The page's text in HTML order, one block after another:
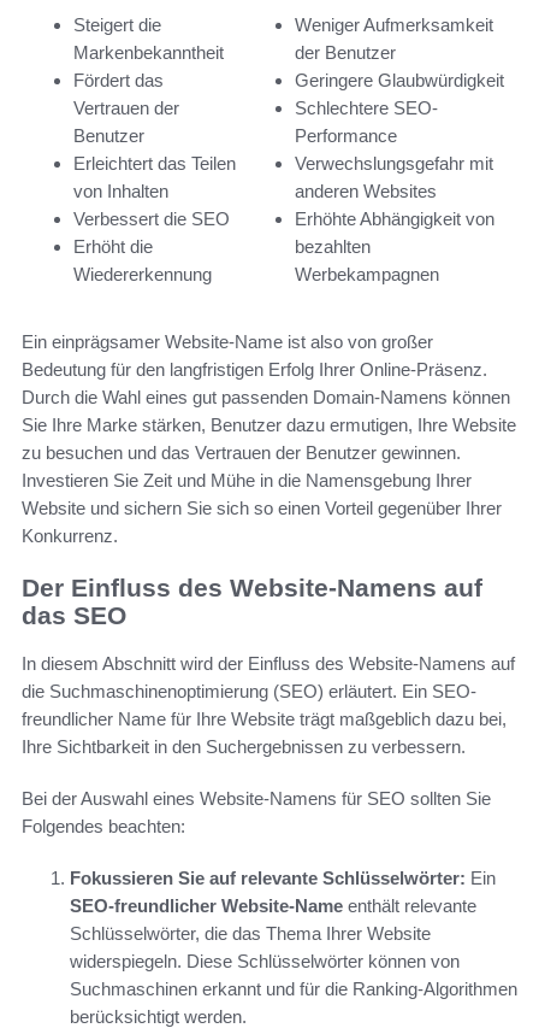
Steigert die
Markenbekanntheit
Fördert das
Vertrauen der
Benutzer
Erleichtert das Teilen
von Inhalten
Verbessert die SEO
Erhöht die
Wiedererkennung
Weniger Aufmerksamkeit
der Benutzer
Geringere Glaubwürdigkeit
Schlechtere SEO-
Performance
Verwechslungsgefahr mit
anderen Websites
Erhöhte Abhängigkeit von
bezahlten
Werbekampagnen
Ein einprägsamer Website-Name ist also von großer
Bedeutung für den langfristigen Erfolg Ihrer Online-Präsenz.
Durch die Wahl eines gut passenden Domain-Namens können
Sie Ihre Marke stärken, Benutzer dazu ermutigen, Ihre Website
zu besuchen und das Vertrauen der Benutzer gewinnen.
Investieren Sie Zeit und Mühe in die Namensgebung Ihrer
Website und sichern Sie sich so einen Vorteil gegenüber Ihrer
Konkurrenz.
Der Einfluss des Website-Namens auf
das SEO
In diesem Abschnitt wird der Einfluss des Website-Namens auf
die Suchmaschinenoptimierung (SEO) erläutert. Ein SEO-
freundlicher Name für Ihre Website trägt maßgeblich dazu bei,
Ihre Sichtbarkeit in den Suchergebnissen zu verbessern.
Bei der Auswahl eines Website-Namens für SEO sollten Sie
Folgendes beachten:
Fokussieren Sie auf relevante Schlüsselwörter: Ein
SEO-freundlicher Website-Name enthält relevante
Schlüsselwörter, die das Thema Ihrer Website
widerspiegeln. Diese Schlüsselwörter können von
Suchmaschinen erkannt und für die Ranking-Algorithmen
berücksichtigt werden.